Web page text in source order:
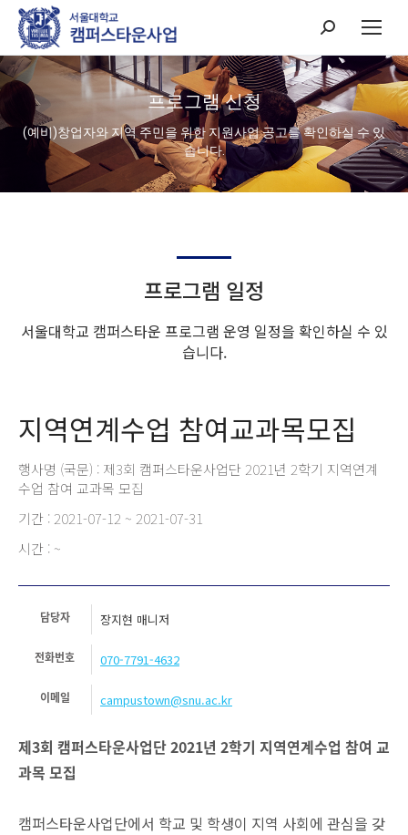
Search:
프로그램 신청
(예비)창업자와 지역 주민을 위한 지원사업 공고를 확인하실 수 있
습니다.
프로그램 일정
서울대학교 캠퍼스타운 프로그램 운영 일정을 확인하실 수 있
습니다.
지역연계수업 참여교과목모집
행사명 (국문) : 제3회 캠퍼스타운사업단 2021년 2학기 지역연계
수업 참여 교과목 모집
기간 : 2021-07-12 ~ 2021-07-31
시간 : ~
담당자 장지현 매니저
전화번호 070-7791-4632
이메일 campustown@snu.ac.kr
제3회 캠퍼스타운사업단2021년 2학기 지역연계수업 참여 교
과목 모집
캠퍼스타운사업단에서 학교 및 학생이 지역 사회에 관심을 갖